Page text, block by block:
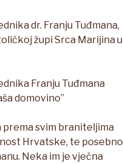
dr. Franju Tuđmana,
župi Srca Marijina u
Franju Tuđmana
domovino”
prema svim braniteljima
Hrvatske, te posebno
Neka im je vječna